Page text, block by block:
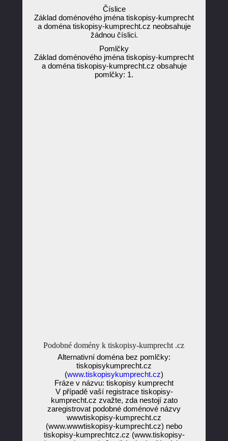
Číslice
Základ doménového jména tiskopisy-kumprecht
a doména tiskopisy-kumprecht.cz neobsahuje
žádnou číslici.
Pomlčky
Základ doménového jména tiskopisy-kumprecht
a doména tiskopisy-kumprecht.cz obsahuje
pomlčky: 1.
Podobné domény k tiskopisy-kumprecht .cz
Alternativní doména bez pomlčky:
tiskopisykumprecht.cz
(www.tiskopisykumprecht.cz)
Fráze v názvu: tiskopisy kumprecht
V případě vaší registrace tiskopisy-
kumprecht.cz zvažte, zda nestojí zato
zaregistrovat podobné doménové názvy
wwwtiskopisy-kumprecht.cz
(www.wwwtiskopisy-kumprecht.cz) nebo
tiskopisy-kumprechtcz.cz (www.tiskopisy-